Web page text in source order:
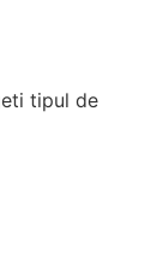
tipul de